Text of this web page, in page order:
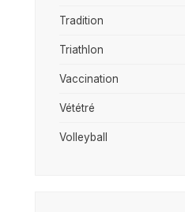
Tradition
Triathlon
Vaccination
Vététré
Volleyball